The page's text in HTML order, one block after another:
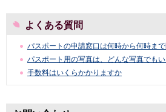
よくある質問
パスポートの申請窓口は何時から何時ま
パスポート用の写真は、どんな写真でも
手数料はいくらかかりますか